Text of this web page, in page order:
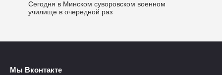
Сегодня в Минском суворовском военном
училище в очередной раз
Мы Вконтакте